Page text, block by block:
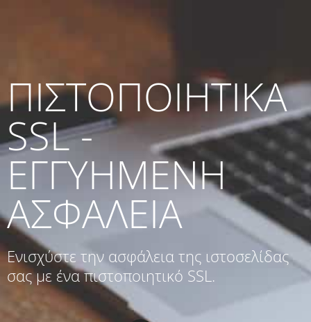
ΠΙΣΤΟΠΟΙΗΤΙΚΑ
SSL -
ΕΓΓΥΗΜΕΝΗ
ΑΣΦΑΛΕΙΑ
Ενισχύστε την ασφάλεια της ιστοσελίδας
σας με ένα πιστοποιητικό SSL.